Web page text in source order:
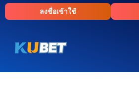
Skip
to
ลงชื่อเข้าใช้